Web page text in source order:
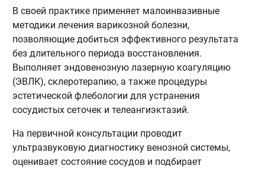
В своей практике применяет малоинвазивные
методики лечения варикозной болезни,
позволяющие добиться эффективного результата
без длительного периода восстановления.
Выполняет эндовенозную лазерную коагуляцию
(ЭВЛК), склеротерапию, а также процедуры
эстетической флебологии для устранения
сосудистых сеточек и телеангиэктазий.
На первичной консультации проводит
ультразвуковую диагностику венозной системы,
оценивает состояние сосудов и подбирает